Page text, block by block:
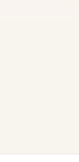
BLOOD •
KNOWS
RATHER